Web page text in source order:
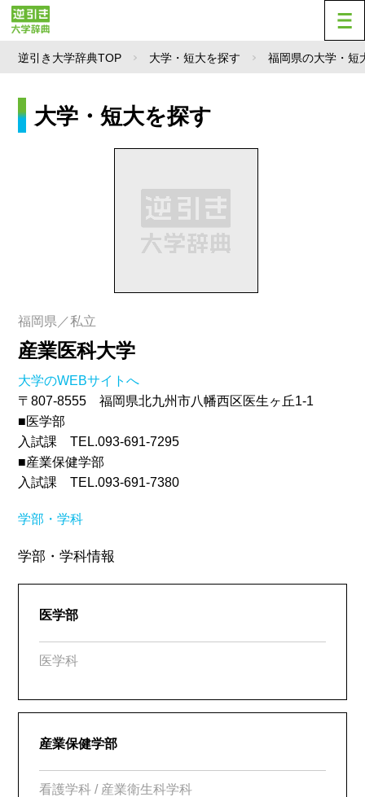
逆引き大学辞典TOP 大学・短大を探す 福岡県の大学・短
大学・短大を探す
福岡県／私立
産業医科大学
大学のWEBサイトへ
〒807-8555 福岡県北九州市八幡西区医生ヶ丘1-1
■医学部
入試課 TEL.093-691-7295
■産業保健学部
入試課 TEL.093-691-7380
学部・学科
学部・学科情報
医学部
医学科
産業保健学部
看護学科 / 産業衛生科学科